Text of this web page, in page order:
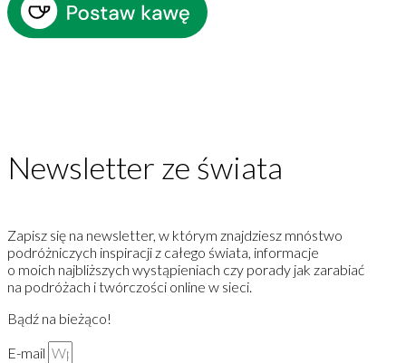
Newsletter ze świata
Zapisz się na newsletter, w którym znajdziesz mnóstwo
podróżniczych inspiracji z całego świata, informacje
o moich najbliższych wystąpieniach czy porady jak zarabiać
na podróżach i twórczości online w sieci.
Bądź na bieżąco!
E-mail